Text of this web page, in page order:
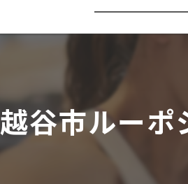
越谷市ルーポ